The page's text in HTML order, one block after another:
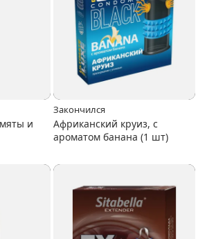
и
Закончился
Африканский круиз, с
ароматом банана (1 шт)